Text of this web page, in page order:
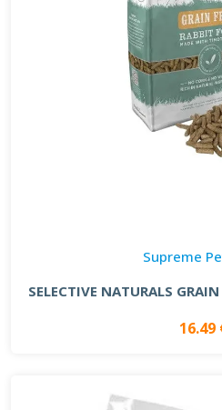
Supreme
SELECTIVE NATURALS
16.49